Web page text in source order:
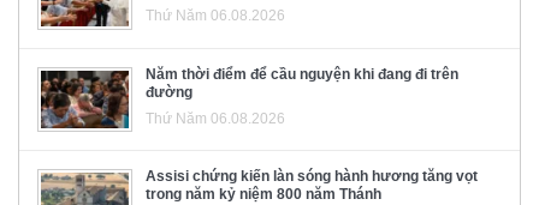
Thứ Năm 06.08.2026
Năm thời điểm để cầu nguyện khi đang đi trên
đường
Thứ Năm 06.08.2026
Assisi chứng kiến làn sóng hành hương tăng vọt
trong năm kỷ niệm 800 năm Thánh